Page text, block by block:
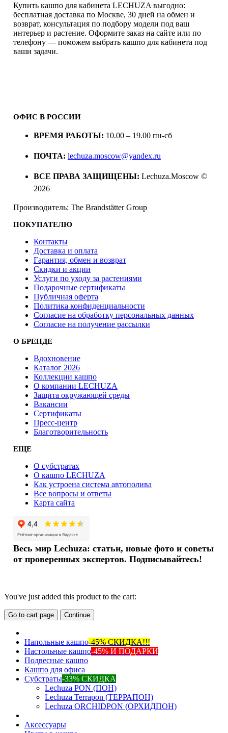
Купить кашпо для кабинета LECHUZA выгодно:
бесплатная доставка по Москве, 30 дней на обмен и
возврат, консультация по подбору модели под ваш
интерьер и растение. Оформите заказ на сайте или по
телефону — поможем выбрать кашпо для кабинета под
ваши задачи.
ОФИС В РОССИИ
ВРЕМЯ РАБОТЫ: 10.00 – 19.00 пн-сб
ПОЧТА: lechuza.moscow@yandex.ru
ВСЕ ПРАВА ЗАЩИЩЕНЫ: Lechuza.Moscow ©
2026
Производитель: The Brandstätter Group
ПОКУПАТЕЛЮ
Контакты
Доставка и оплата
Гарантия, обмен и возврат
Скидки и акции
Услуги по уходу за растениями
Подарочные сертификаты
Публичная оферта
Политика конфиденциальности
Согласие на обработку персональных данных
Согласие на получение рассылки
О БРЕНДЕ
Вдохновение
Каталог 2026
Коллекции кашпо
О компании LECHUZA
Защита окружающей среды
Вакансии
Сертификаты
Пресс-центр
Благотворительность
ЕЩЕ
О субстратах
О кашпо LECHUZA
Как устроена система автополива
Все вопросы и ответы
Карта сайта
Весь мир Lechuza: статьи, новые фото и советы
от проверенных экспертов. Подписывайтесь!
You've just added this product to the cart:
Go to cart page Continue
Напольные кашпо-45% СКИДКА!!!
Настольные кашпо-45% И ПОДАРКИ
Подвесные кашпо
Кашпо для офиса
Субстраты-33% СКИДКА
Lechuza PON (ПОН)
Lechuza Terrapon (ТЕРРАПОН)
Lechuza ORCHIDPON (ОРХИДПОН)
Аксессуары